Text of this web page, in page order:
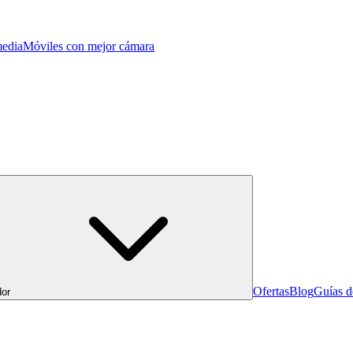
Móviles con mejor cámara
OfertasBlogGuías